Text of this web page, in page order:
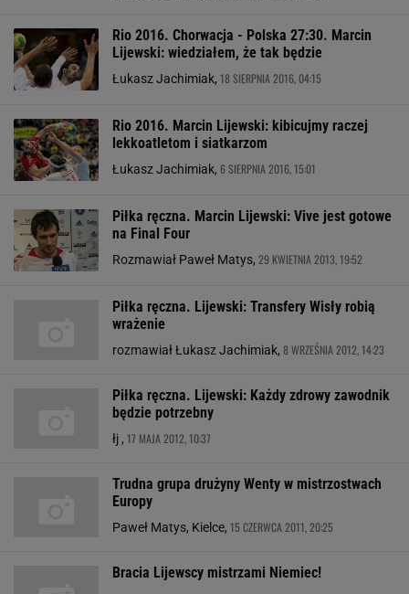
Rio 2016. Chorwacja - Polska 27:30. Marcin
Lijewski: wiedziałem, że tak będzie
Łukasz Jachimiak, 18 SIERPNIA 2016, 04:15
Rio 2016. Marcin Lijewski: kibicujmy raczej
lekkoatletom i siatkarzom
Łukasz Jachimiak, 6 SIERPNIA 2016, 15:01
Piłka ręczna. Marcin Lijewski: Vive jest gotowe
na Final Four
Rozmawiał Paweł Matys, 29 KWIETNIA 2013, 19:52
Piłka ręczna. Lijewski: Transfery Wisły robią
wrażenie
rozmawiał Łukasz Jachimiak, 8 WRZEŚNIA 2012, 14:23
Piłka ręczna. Lijewski: Każdy zdrowy zawodnik
będzie potrzebny
łj , 17 MAJA 2012, 10:37
Trudna grupa drużyny Wenty w mistrzostwach
Europy
Paweł Matys, Kielce, 15 CZERWCA 2011, 20:25
Bracia Lijewscy mistrzami Niemiec!